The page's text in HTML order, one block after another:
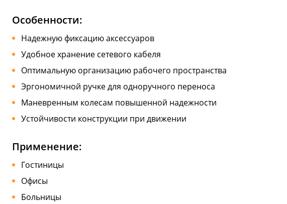
Особенности:
Надежную фиксацию аксессуаров
Удобное хранение сетевого кабеля
Оптимальную организацию рабочего пространства
Эргономичной ручке для одноручного переноса
Маневренным колесам повышенной надежности
Устойчивости конструкции при движении
Применение:
Гостиницы
Офисы
Больницы